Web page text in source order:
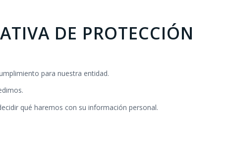
DE PROTECCIÓN
para nuestra entidad.
qué haremos con su información personal.